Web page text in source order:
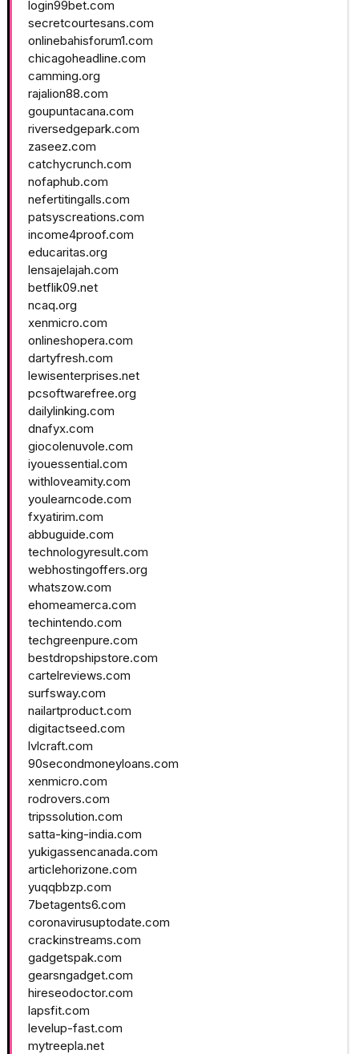
login99bet.com
secretcourtesans.com
onlinebahisforum1.com
chicagoheadline.com
camming.org
rajalion88.com
goupuntacana.com
riversedgepark.com
zaseez.com
catchycrunch.com
nofaphub.com
nefertitingalls.com
patsyscreations.com
income4proof.com
educaritas.org
lensajelajah.com
betflik09.net
ncaq.org
xenmicro.com
onlineshopera.com
dartyfresh.com
lewisenterprises.net
pcsoftwarefree.org
dailylinking.com
dnafyx.com
giocolenuvole.com
iyouessential.com
withloveamity.com
youlearncode.com
fxyatirim.com
abbuguide.com
technologyresult.com
webhostingoffers.org
whatszow.com
ehomeamerca.com
techintendo.com
techgreenpure.com
bestdropshipstore.com
cartelreviews.com
surfsway.com
nailartproduct.com
digitactseed.com
lvlcraft.com
90secondmoneyloans.com
xenmicro.com
rodrovers.com
tripssolution.com
satta-king-india.com
yukigassencanada.com
articlehorizone.com
yuqqbbzp.com
7betagents6.com
coronavirusuptodate.com
crackinstreams.com
gadgetspak.com
gearsngadget.com
hireseodoctor.com
lapsfit.com
levelup-fast.com
mytreepla.net